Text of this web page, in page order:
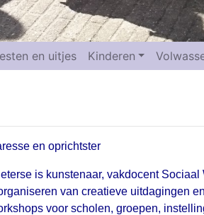
en uitjes Kinderen
en oprichtster
is kunstenaar, vakdocent Sociaal
van creatieve uitdagingen
voor scholen, groepen,